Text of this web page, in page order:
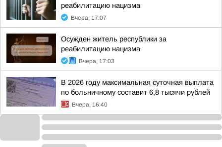
реабилитацию нацизма
Вчера, 17:07
Осужден житель республики за
реабилитацию нацизма
Вчера, 17:03
В 2026 году максимальная суточная выплата
по больничному составит 6,8 тысячи рублей
Вчера, 16:40